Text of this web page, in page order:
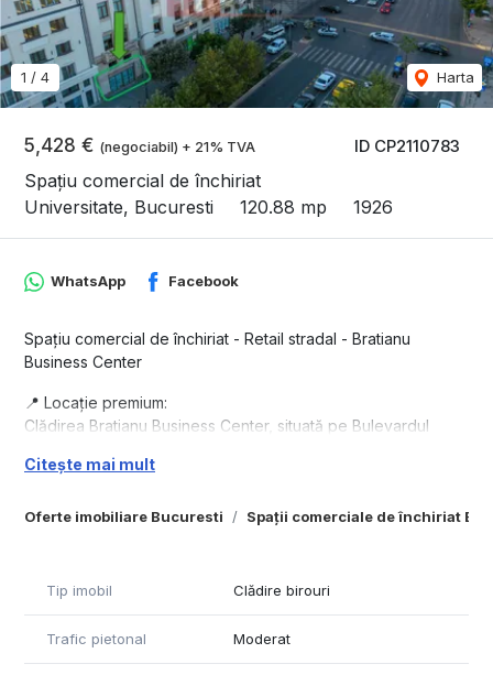
ID CP2110783
5,428 € (negociabil) + 21% TVA
Spațiu comercial de închiriat
Universitate, Bucuresti
120.88 mp 1926
1 / 4 Harta
Oferte imobiliare Bucuresti Spații comerciale de închiriat
WhatsApp Facebook
Spațiu comercial de închiriat - Retail stradal - Bratianu
Business Center
📍 Locație premium:
Clădirea Bratianu Business Center, situată pe Bulevardul
de interes cultural, de afaceri și la mijloacele de transport
Etaj: Parter.
arhitectura istorică restaurată și facilitățile moderne necesare
pentru un mediu de lucru productiv.
Citește mai mult
Tip imobil Clădire birouri
Trafic pietonal Moderat